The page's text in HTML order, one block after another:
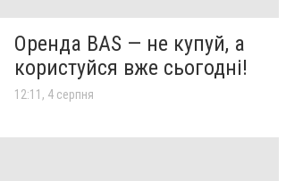
Оренда BAS — не купуй, а
користуйся вже сьогодні!
12:11, 4 серпня